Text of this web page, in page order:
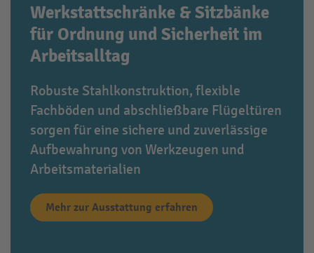
Werkstattschränke & Sitzbänke
für Ordnung und Sicherheit im
Arbeitsalltag
Robuste Stahlkonstruktion, flexible
Fachböden und abschließbare Flügeltüren
sorgen für eine sichere und zuverlässige
Aufbewahrung von Werkzeugen und
Arbeitsmaterialien
Mehr zur Ausstattung erfahren